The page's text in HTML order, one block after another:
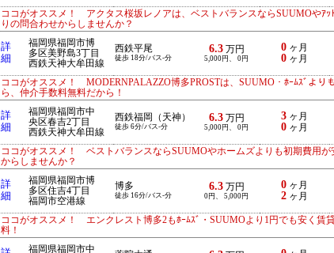
ココがオススメ！ アクタス桜坂レノアは、ベストバランスならSUUMOやｱｯ
りの問合わせからしませんか？
詳
細
福岡県福岡市博
多区美野島3丁目
西鉄天神大牟田線
西鉄平尾
徒歩 18分/バス-分
6.3万円
5,000円、 0円
0ヶ月
0ヶ月
ココがオススメ！ MODERNPALAZZO博多PROSTは、SUUMO・ﾎｰﾑｽﾞより
ら、仲介手数料無料だから！
詳
細
福岡県福岡市中
央区春吉2丁目
西鉄天神大牟田線
西鉄福岡（天神）
徒歩 6分/バス-分
6.3万円
5,000円、 0円
3ヶ月
0ヶ月
ココがオススメ！ ベストバランスならSUUMOやホームズよりも初期費用
からしませんか？
詳
細
福岡県福岡市博
多区住吉4丁目
福岡市空港線
博多
徒歩 16分/バス-分
6.3万円
0円、 5,000円
0ヶ月
2ヶ月
ココがオススメ！ エンクレスト博多2もﾎｰﾑｽﾞ・SUUMOより1円でも安く賃
料！
福岡県福岡市中